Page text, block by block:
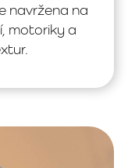
navržena na
motoriky a